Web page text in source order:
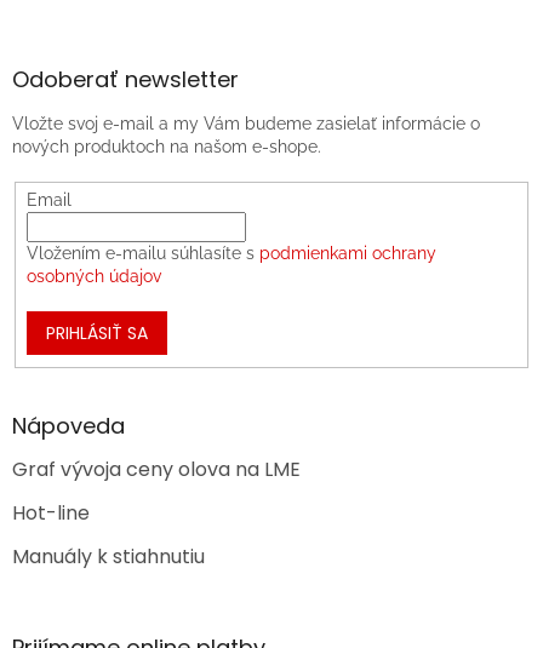
Odoberať newsletter
Vložte svoj e-mail a my Vám budeme zasielať informácie o
nových produktoch na našom e-shope.
Email
Vložením e-mailu súhlasíte s podmienkami ochrany
osobných údajov
PRIHLÁSIŤ SA
Nápoveda
Graf vývoja ceny olova na LME
Hot-line
Manuály k stiahnutiu